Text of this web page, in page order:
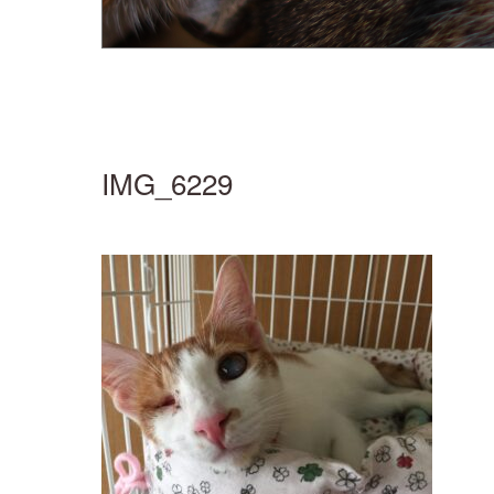
IMG_6229